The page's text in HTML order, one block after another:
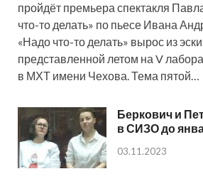
пройдёт премьера спектакля
что-то делать» по пьесе Ивана
«Надо что-то делать» вырос из
представленной летом на V
в МХТ имени Чехова. Тема пятой…
Беркович и
в СИЗО до
03.11.2023